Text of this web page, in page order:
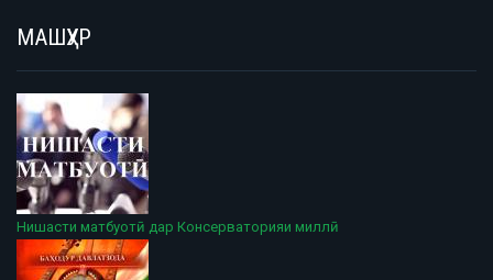
МАШҲУР
Нишасти матбуотӣ дар Консерваторияи миллӣ